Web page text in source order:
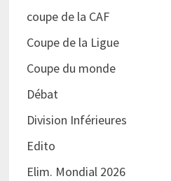
coupe de la CAF
Coupe de la Ligue
Coupe du monde
Débat
Division Inférieures
Edito
Elim. Mondial 2026